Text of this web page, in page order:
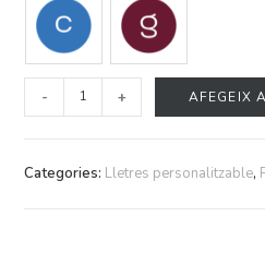
- + AFEGEIX
Categories: Lletres personalitzable,